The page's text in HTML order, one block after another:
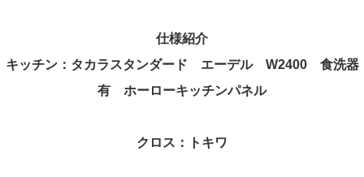
仕様紹介
キッチン：タカラスタンダード エーデル W2400 食洗器
有 ホーローキッチンパネル
クロス：トキワ